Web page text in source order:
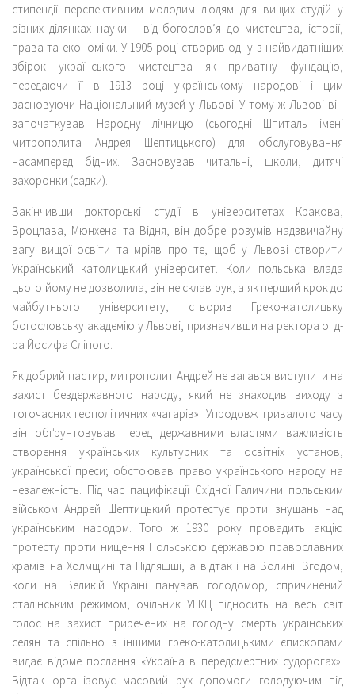
стипендії перспективним молодим людям для вищих студій у
різних ділянках науки – від богослов’я до мистецтва, історії,
права та економіки. У 1905 році створив одну з найвидатніших
збірок українського мистецтва як приватну фундацію,
передаючи її в 1913 році українському народові і цим
засновуючи Національний музей у Львові. У тому ж Львові він
започаткував Народну лічницю (сьогодні Шпиталь імені
митрополита Андрея Шептицького) для обслуговування
насамперед бідних. Засновував читальні, школи, дитячі
захоронки (садки).
Закінчивши докторські студії в університетах Кракова,
Вроцлава, Мюнхена та Відня, він добре розумів надзвичайну
вагу вищої освіти та мріяв про те, щоб у Львові створити
Український католицький університет. Коли польська влада
цього йому не дозволила, він не склав рук, а як перший крок до
майбутнього університету, створив Греко-католицьку
богословську академію у Львові, призначивши на ректора о. д-
ра Йосифа Сліпого.
Як добрий пастир, митрополит Андрей не вагався виступити на
захист бездержавного народу, який не знаходив виходу з
тогочасних геополітичних «чагарів». Упродовж тривалого часу
він обґрунтовував перед державними властями важливість
створення українських культурних та освітніх установ,
української преси; обстоював право українського народу на
незалежність. Під час пацифікації Східної Галичини польським
військом Андрей Шептицький протестує проти знущань над
українським народом. Того ж 1930 року провадить акцію
протесту проти нищення Польською державою православних
храмів на Холмщині та Підляшші, а відтак і на Волині. Згодом,
коли на Великій Україні панував голодомор, спричинений
сталінським режимом, очільник УГКЦ підносить на весь світ
голос на захист приречених на голодну смерть українських
селян та спільно з іншими греко-католицькими єпископами
видає відоме послання «Україна в передсмертних судорогах».
Відтак організовує масовий рух допомоги голодуючим під